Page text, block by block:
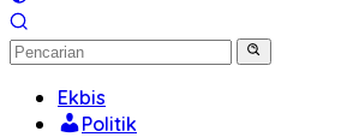
Ekbis
Politik